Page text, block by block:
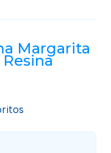
Margarita